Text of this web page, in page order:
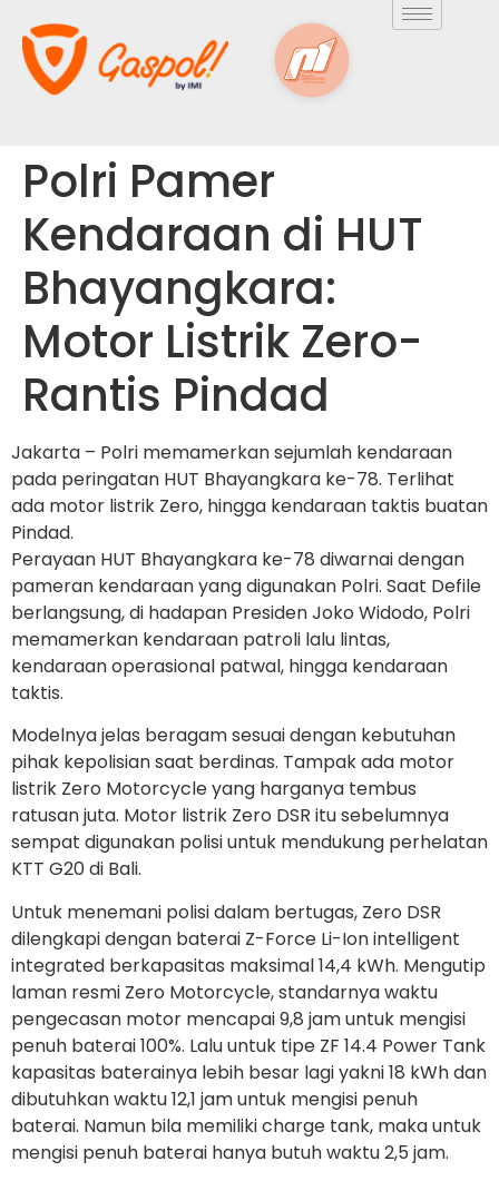
Polri Pamer
Kendaraan di HUT
Bhayangkara:
Motor Listrik Zero-
Rantis Pindad
Jakarta – Polri memamerkan sejumlah kendaraan
pada peringatan HUT Bhayangkara ke-78. Terlihat
ada motor listrik Zero, hingga kendaraan taktis buatan
Pindad.
Perayaan HUT Bhayangkara ke-78 diwarnai dengan
pameran kendaraan yang digunakan Polri. Saat Defile
berlangsung, di hadapan Presiden Joko Widodo, Polri
memamerkan kendaraan patroli lalu lintas,
kendaraan operasional patwal, hingga kendaraan
taktis.
Modelnya jelas beragam sesuai dengan kebutuhan
pihak kepolisian saat berdinas. Tampak ada motor
listrik Zero Motorcycle yang harganya tembus
ratusan juta. Motor listrik Zero DSR itu sebelumnya
sempat digunakan polisi untuk mendukung perhelatan
KTT G20 di Bali.
Untuk menemani polisi dalam bertugas, Zero DSR
dilengkapi dengan baterai Z-Force Li-Ion intelligent
integrated berkapasitas maksimal 14,4 kWh. Mengutip
laman resmi Zero Motorcycle, standarnya waktu
pengecasan motor mencapai 9,8 jam untuk mengisi
penuh baterai 100%. Lalu untuk tipe ZF 14.4 Power Tank
kapasitas baterainya lebih besar lagi yakni 18 kWh dan
dibutuhkan waktu 12,1 jam untuk mengisi penuh
baterai. Namun bila memiliki charge tank, maka untuk
mengisi penuh baterai hanya butuh waktu 2,5 jam.